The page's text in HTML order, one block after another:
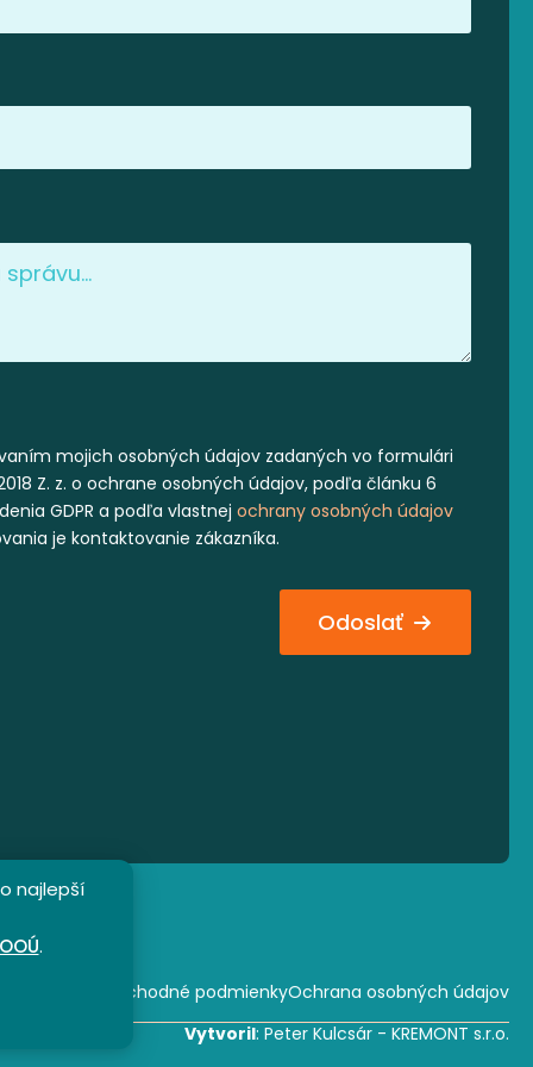
najlepší
OOÚ.
mojich osobných údajov zadaných vo formulári
Z. z. o ochrane osobných údajov, podľa článku 6
GDPR a podľa vlastnejochrany osobných údajov
je kontaktovanie zákazníka.
Odoslať
Obchodné podmienkyOchrana osobných údajov
Vytvoril: Peter Kulcsár - KREMONT s.r.o.